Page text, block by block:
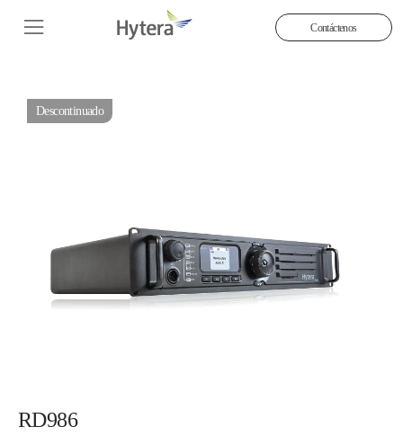
Contáctenos
Descontinuado
RD986